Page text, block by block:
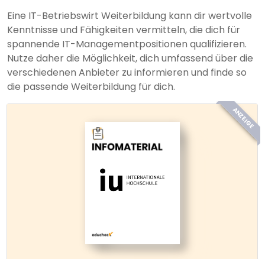
Eine IT-Betriebswirt Weiterbildung kann dir wertvolle
Kenntnisse und Fähigkeiten vermitteln, die dich für
spannende IT-Managementpositionen qualifizieren.
Nutze daher die Möglichkeit, dich umfassend über die
verschiedenen Anbieter zu informieren und finde so
die passende Weiterbildung für dich.
ANZEIGE